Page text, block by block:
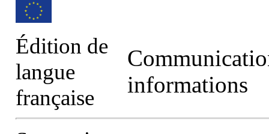
Édition de
langue
française
informations